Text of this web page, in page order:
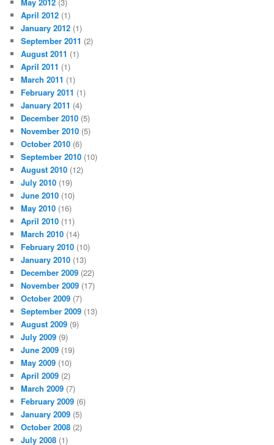
April 2012 (1)
January 2012 (1)
September 2011 (2)
August 2011 (1)
April 2011 (1)
March 2011 (1)
February 2011 (1)
January 2011 (4)
December 2010 (5)
November 2010 (5)
October 2010 (6)
September 2010 (10)
August 2010 (12)
July 2010 (19)
June 2010 (10)
May 2010 (16)
April 2010 (11)
March 2010 (14)
February 2010 (10)
January 2010 (13)
December 2009 (22)
November 2009 (17)
October 2009 (7)
September 2009 (13)
August 2009 (9)
July 2009 (9)
June 2009 (19)
May 2009 (10)
April 2009 (2)
March 2009 (7)
February 2009 (6)
January 2009 (5)
October 2008 (2)
July 2008 (1)